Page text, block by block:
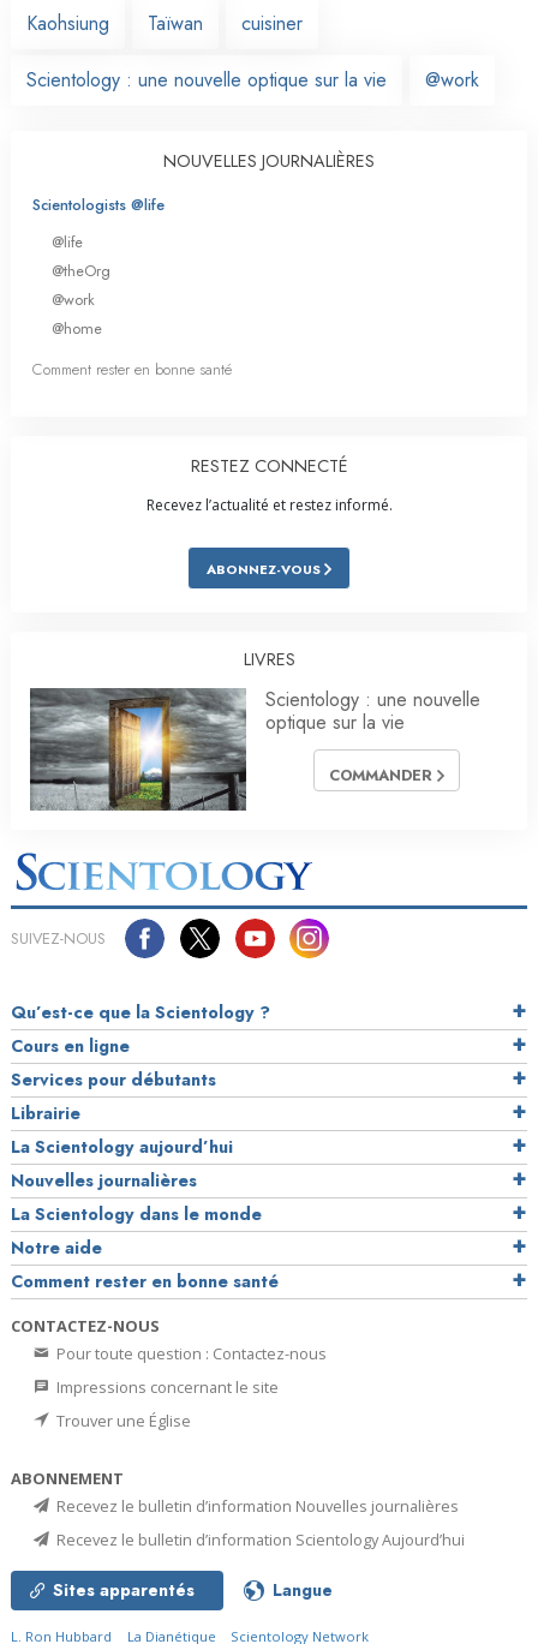
Kaohsiung
Taïwan cuisiner
Scientology : une nouvelle optique sur la vie @work
NOUVELLES JOURNALIÈRES
Scientologists @life
@life
@theOrg
@work
@home
Comment rester en bonne santé
RESTEZ CONNECTÉ
Recevez l’actualité et restez informé.
ABONNEZ-VOUS
LIVRES
Scientology : une nouvelle
optique sur la vie
COMMANDER
SUIVEZ-NOUS
Qu’est-ce que la Scientology ?
Cours en ligne
Services pour débutants
Librairie
La Scientology aujourd’hui
Nouvelles journalières
La Scientology dans le monde
Notre aide
Comment rester en bonne santé
CONTACTEZ-NOUS
Pour toute question : Contactez-nous
Impressions concernant le site
Trouver une Église
ABONNEMENT
Recevez le bulletin d’information Nouvelles journalières
Recevez le bulletin d’information Scientology Aujourd’hui
Sites apparentés Langue
L. Ron Hubbard La Dianétique Scientology Network